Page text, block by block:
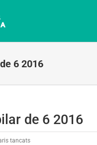
6 2016
de 6 2016
tancatsa